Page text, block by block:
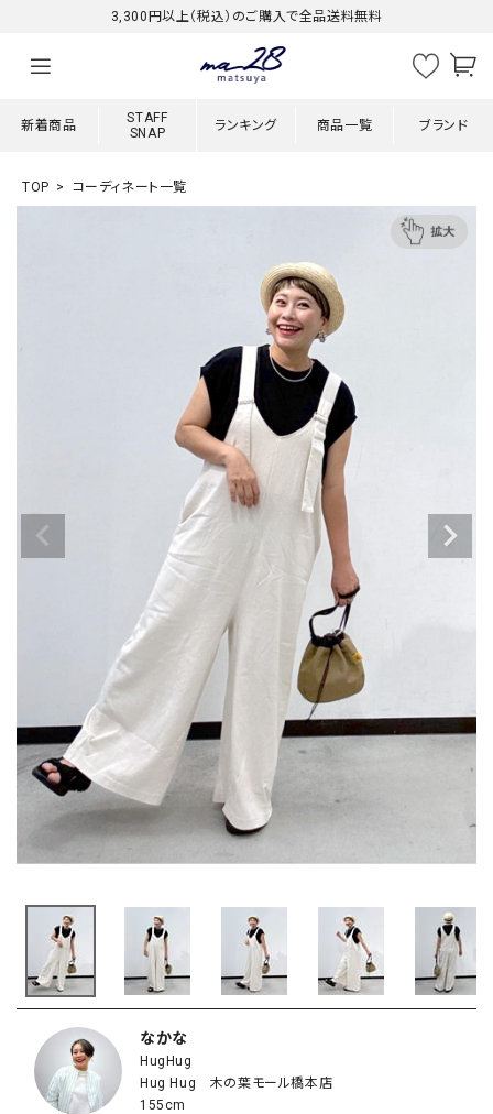
3,300円以上（税込）のご購入で全品送料無料
新着商品
STAFF
SNAP
ランキング 商品一覧 ブランド
TOP コーディネート一覧
なかな
HugHug
Hug Hug 木の葉モール橋本店
155cm